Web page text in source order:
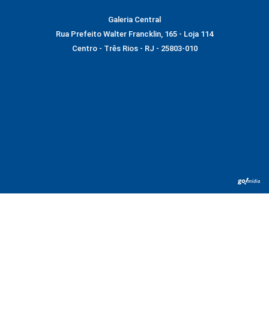
Galeria Central
Rua Prefeito Walter Francklin, 165 - Loja 114
Centro - Três Rios - RJ - 25803-010